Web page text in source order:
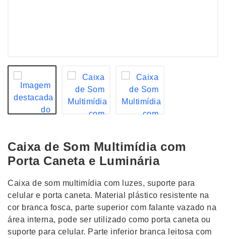
Caixa de Som Multimídia com
Porta Caneta e Luminária
Caixa de som multimídia com luzes, suporte para
celular e porta caneta. Material plástico resistente na
cor branca fosca, parte superior com falante vazado na
área interna, pode ser utilizado como porta caneta ou
suporte para celular. Parte inferior branca leitosa com